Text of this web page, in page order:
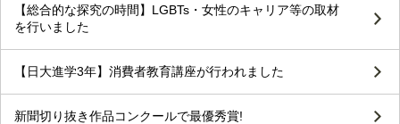
【総合的な探究の時間】LGBTs・女性のキャリア等の取材
を行いました
【日大進学3年】消費者教育講座が行われました
新聞切り抜き作品コンクールで最優秀賞!